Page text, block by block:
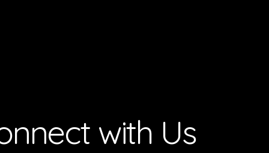
with Us